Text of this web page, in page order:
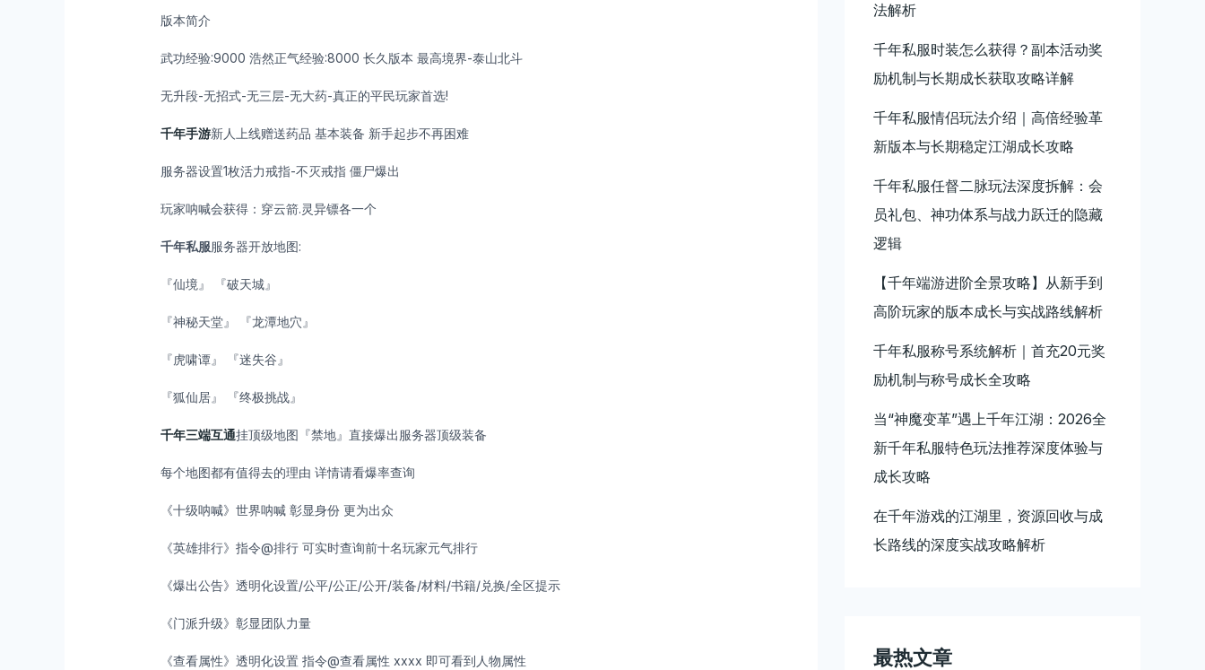
版本简介
武功经验:9000 浩然正气经验:8000 长久版本 最高境界-泰山北斗
无升段-无招式-无三层-无大药-真正的平民玩家首选!
千年手游新人上线赠送药品 基本装备 新手起步不再困难
服务器设置1枚活力戒指-不灭戒指 僵尸爆出
玩家呐喊会获得：穿云箭.灵异镖各一个
千年私服服务器开放地图:
『仙境』 『破天城』
『神秘天堂』 『龙潭地穴』
『虎啸谭』 『迷失谷』
『狐仙居』 『终极挑战』
千年三端互通挂顶级地图『禁地』直接爆出服务器顶级装备
每个地图都有值得去的理由 详情请看爆率查询
《十级呐喊》世界呐喊 彰显身份 更为出众
《英雄排行》指令@排行 可实时查询前十名玩家元气排行
《爆出公告》透明化设置/公平/公正/公开/装备/材料/书籍/兑换/全区提示
《门派升级》彰显团队力量
《查看属性》透明化设置 指令@查看属性 xxxx 即可看到人物属性
法解析
千年私服时装怎么获得？副本活动奖
励机制与长期成长获取攻略详解
千年私服情侣玩法介绍｜高倍经验革
新版本与长期稳定江湖成长攻略
千年私服任督二脉玩法深度拆解：会
员礼包、神功体系与战力跃迁的隐藏
逻辑
【千年端游进阶全景攻略】从新手到
高阶玩家的版本成长与实战路线解析
千年私服称号系统解析｜首充20元奖
励机制与称号成长全攻略
当“神魔变革”遇上千年江湖：2026全
新千年私服特色玩法推荐深度体验与
成长攻略
在千年游戏的江湖里，资源回收与成
长路线的深度实战攻略解析
最热文章